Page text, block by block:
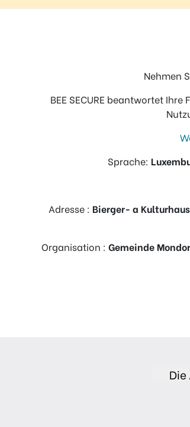
Nehmen
BEE SECURE beantwortet
Sprache:
Adresse : Bierger- a
Organisation : Gemeinde
Die